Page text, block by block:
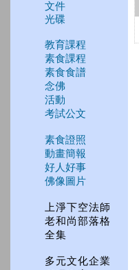
文件
光碟
教育課程
素食課程
素食食譜
念佛
活動
考試公文
素食證照
動畫簡報
好人好事
佛像圖片
上淨下空法師
老和尚部落格
全集
多元文化企業